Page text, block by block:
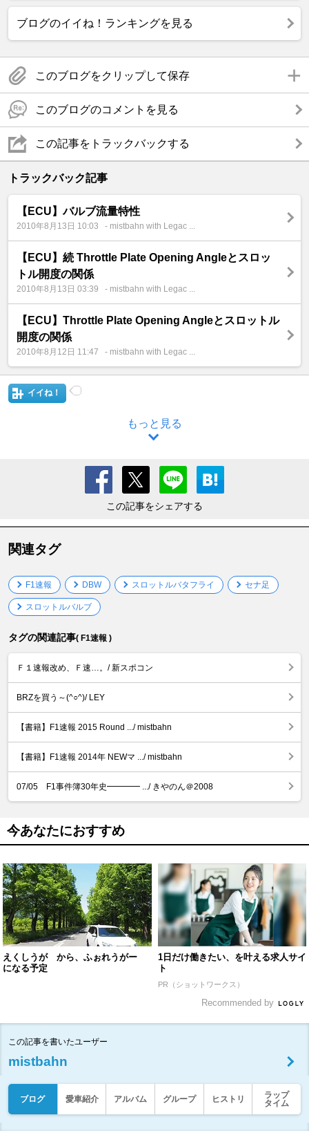
ブログのイイね！ランキングを見る
このブログをクリップして保存
このブログのコメントを見る
この記事をトラックバックする
トラックバック記事
【ECU】バルブ流量特性
2010年8月13日 10:03 - mistbahn with Legac ...
【ECU】続 Throttle Plate Opening Angleとスロッ
トル開度の関係
2010年8月13日 03:39 - mistbahn with Legac ...
【ECU】Throttle Plate Opening Angleとスロットル
開度の関係
2010年8月12日 11:47 - mistbahn with Legac ...
イイね！
もっと見る
この記事をシェアする
関連タグ
F1速報 DBW スロットルバタフライ セナ足
スロットルバルブ
タグの関連記事( F1速報 )
Ｆ１速報改め、Ｆ速…。/ 新スポコン
BRZを買う～(^○^)/ LEY
【書籍】F1速報 2015 Round .../ mistbahn
【書籍】F1速報 2014年 NEWマ .../ mistbahn
07/05 F1事件簿30年史━━━━ .../ きやのん＠2008
今あなたにおすすめ
えくしうが から、ふぉれうがー
になる予定
1日だけ働きたい、を叶える求人サイ
ト
PR（ショットワークス）
Recommended by
この記事を書いたユーザー
mistbahn
ブログ 愛車紹介 アルバム グループ ヒストリ
ラップ
タイム